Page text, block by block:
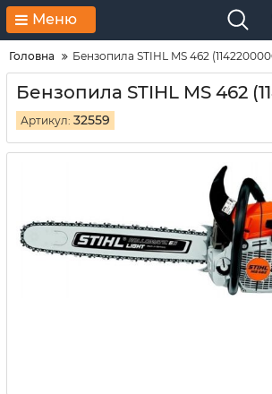
Меню
Головна Бензопила STIHL MS 462
Бензопила STIHL MS 462
Артикул: 32559